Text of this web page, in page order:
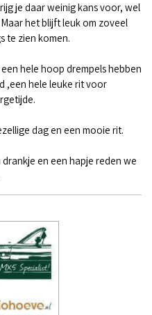
je daar weinig kans voor, wel
het blijft leuk om zoveel
te zien komen.
hele hoop drempels hebben
,een hele leuke rit voor
dag en een mooie rit.
en een hapje reden we